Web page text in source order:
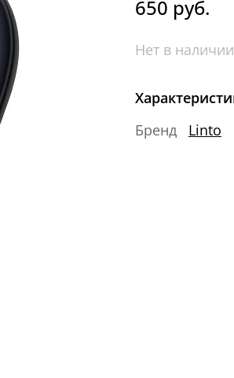
650 руб.
Нет в наличии
Бренд
Linto